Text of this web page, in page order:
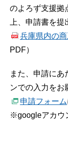
のよろず支援拠
上、申請書を提
兵庫県内の
PDF）
また、申請にあ
ンでの入力をお
申請フォーム
※googleアカウ